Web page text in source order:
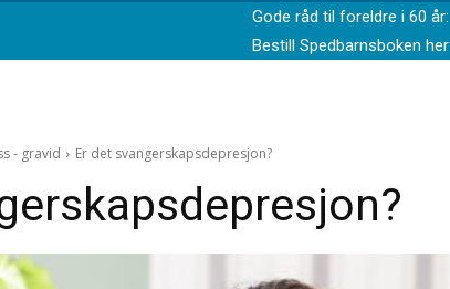
Gode råd til foreldre i 60 år:
Bestill Spedbarnsboken her
- gravid Er det svangerskapsdepresjon?